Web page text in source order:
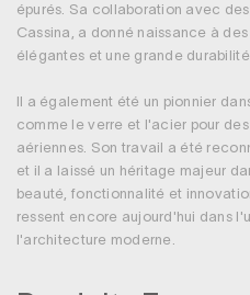
épurés. Sa collaboration avec
Cassina, a donné naissance à
élégantes et une grande
Il a également été un pionnier
comme le verre et l'acier pour
aériennes. Son travail a été
et il a laissé un héritage majeur
beauté, fonctionnalité et
ressent encore aujourd'hui dans
l'architecture moderne.